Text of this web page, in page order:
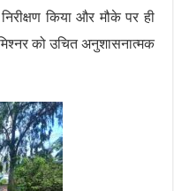
किया और मौके पर ही
को उचित अनुशासनात्मक